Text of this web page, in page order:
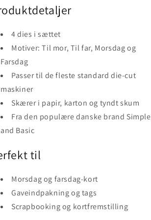
4 dies i sættet
Motiver: Til mor, Til far, Morsdag og
Farsdag
Passer til de fleste standard die-cut
maskiner
Skærer i papir, karton og tyndt skum
Fra den populære danske brand Simple
and Basic
til
Morsdag og farsdag-kort
Gaveindpakning og tags
Scrapbooking og kortfremstilling